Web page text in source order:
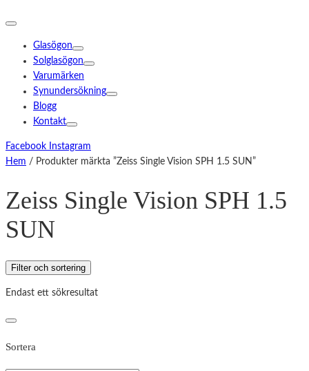
Glasögon
Solglasögon
Varumärken
Synundersökning
Blogg
Kontakt
Facebook
Instagram
Hem / Produkter märkta ”Zeiss Single Vision SPH 1.5 SUN”
Zeiss Single Vision SPH 1.5
SUN
Filter och sortering
Endast ett sökresultat
Sortera